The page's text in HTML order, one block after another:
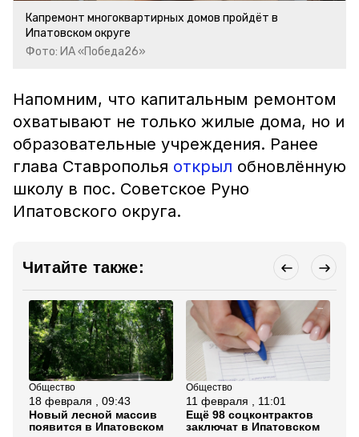
Капремонт многоквартирных домов пройдёт в
Ипатовском округе
Фото: ИА «Победа26»
Напомним, что капитальным ремонтом
охватывают не только жилые дома, но и
образовательные учреждения. Ранее
глава Ставрополья открыл обновлённую
школу в пос. Советское Руно
Ипатовского округа.
Читайте также:
Общество
18 февраля , 09:43
Новый лесной массив
появится в Ипатовском
Общество
11 февраля , 11:01
Ещё 98 соцконтрактов
заключат в Ипатовском